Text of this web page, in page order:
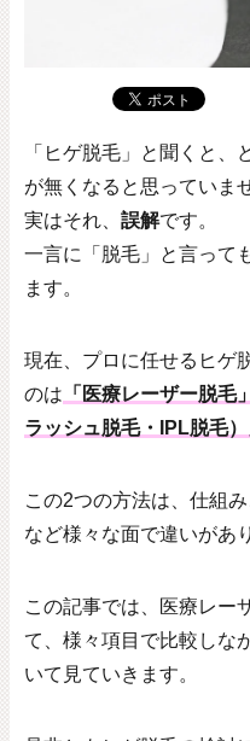
「ヒゲ脱毛」と聞くと
が無くなると思っていま
実はそれ、 誤解です。
一言に「脱毛」と言って
ます。
現在、プロに任せるヒゲ
のは 「医療レーザー脱毛」
ラッシュ脱毛・IPL脱毛）
この2つの方法は、仕組
など様々な面で違いがあ
この記事では、医療レー
て、様々項目で比較しな
いて見ていきます。